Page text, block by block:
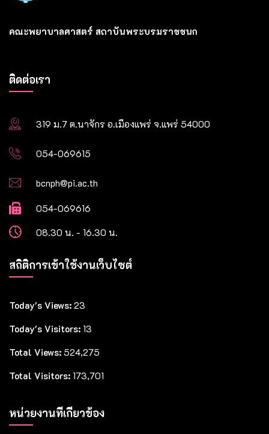
คณะพยาบาลศาสตร์ สถาบันพระบรมราชชนก
ติดต่อเรา
319 ม.7 ต.นาจักร อ.เมืองแพร่ จ.แพร่ 54000
054-069615
bcnph@pi.ac.th
054-069616
08.30 น. - 16.30 น.
สถิติการเข้าใช้งานเว็บไซต์
Today's Views: 23
Today's Visitors: 13
Total Views: 524,275
Total Visitors: 173,701
หน่วยงานที่เกี่ยวข้อง